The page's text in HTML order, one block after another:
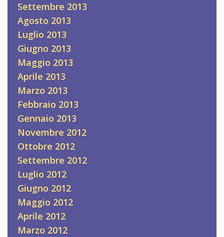
Settembre 2013
Agosto 2013
Luglio 2013
Giugno 2013
Maggio 2013
Aprile 2013
Marzo 2013
Febbraio 2013
Gennaio 2013
Novembre 2012
Ottobre 2012
Settembre 2012
Luglio 2012
Giugno 2012
Maggio 2012
Aprile 2012
Marzo 2012